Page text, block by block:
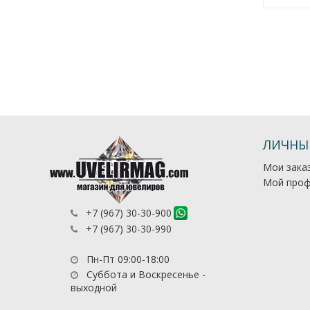
+7 (967) 30-30-900
+7 (967) 30-30-990
Пн-Пт 09:00-18:00
Суббота и Воскресенье -
выходной
Мои
Мой